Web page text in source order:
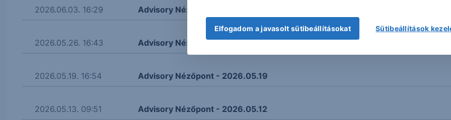
2026.06.03. 16:29 Advisory Nézőpont - 2026.06.02
2026.05.26. 16:43 Advisory Nézőpont - 2026.05.26
2026.05.19. 16:54 Advisory Nézőpont - 2026.05.19
2026.05.13. 09:51 Advisory Nézőpont - 2026.05.12
Elfogadom a javasolt sütibeállításokat Sütibeállítások